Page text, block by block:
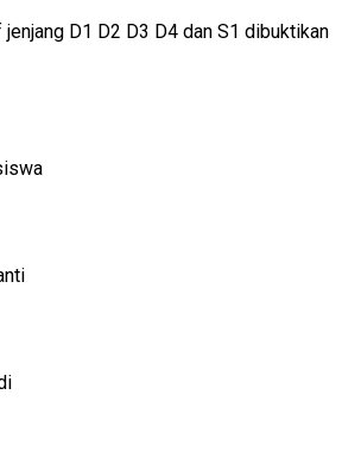
D1 D2 D3 D4 dan S1 dibuktikan